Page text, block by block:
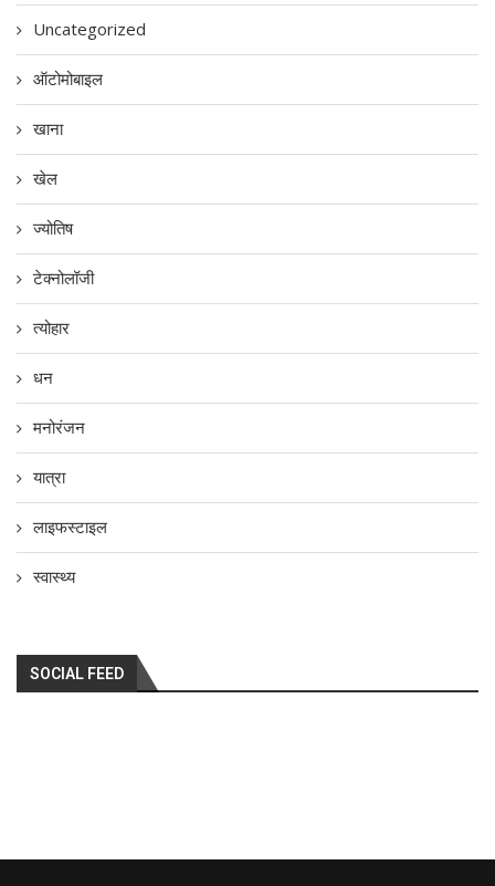
Uncategorized
ऑटोमोबाइल
खाना
खेल
ज्योतिष
टेक्नोलॉजी
त्योहार
धन
मनोरंजन
यात्रा
लाइफस्टाइल
स्वास्थ्य
SOCIAL FEED